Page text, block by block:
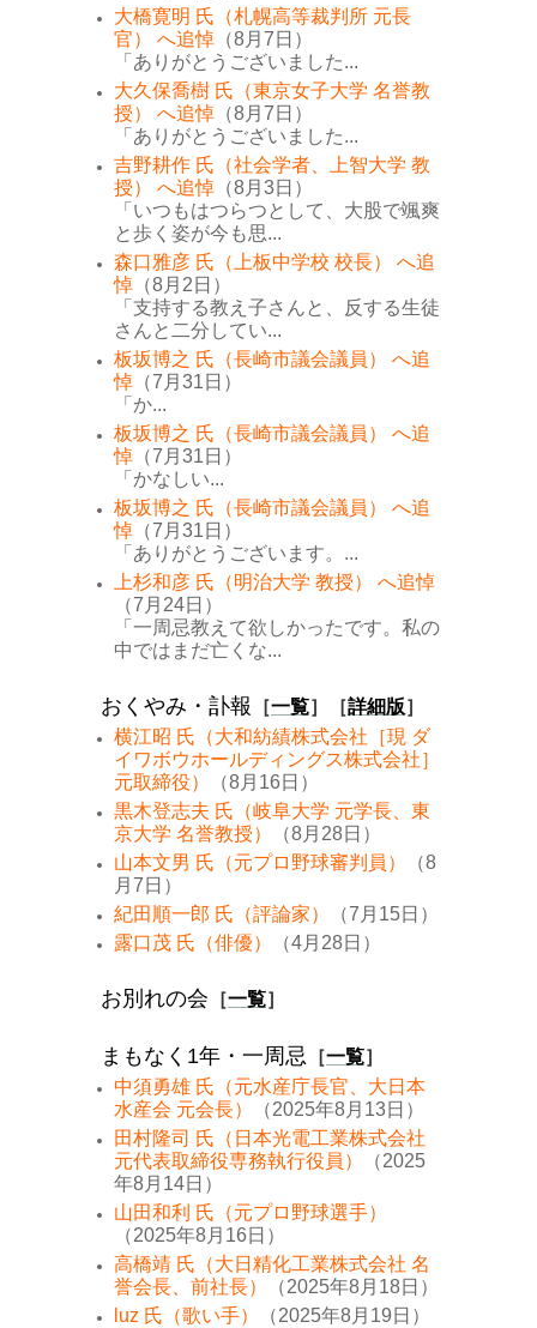
大橋寛明 氏（札幌高等裁判所 元長
官） へ追悼 （8月7日）
「ありがとうございました...
大久保喬樹 氏（東京女子大学 名誉教
授） へ追悼 （8月7日）
「ありがとうございました...
吉野耕作 氏（社会学者、上智大学 教
授） へ追悼 （8月3日）
「いつもはつらつとして、大股で颯爽
と歩く姿が今も思...
森口雅彦 氏（上板中学校 校長） へ追
悼 （8月2日）
「支持する教え子さんと、反する生徒
さんと二分してい...
板坂博之 氏（長崎市議会議員） へ追
悼 （7月31日）
「か...
板坂博之 氏（長崎市議会議員） へ追
悼 （7月31日）
「かなしい...
板坂博之 氏（長崎市議会議員） へ追
悼 （7月31日）
「ありがとうございます。...
上杉和彦 氏（明治大学 教授） へ追悼
（7月24日）
「一周忌教えて欲しかったです。私の
中ではまだ亡くな...
おくやみ・訃報 ［一覧］［詳細版］
横江昭 氏（大和紡績株式会社［現 ダ
イワボウホールディングス株式会社］
元取締役）
（8月16日）
黒木登志夫 氏（岐阜大学 元学長、東
京大学 名誉教授）
（8月28日）
山本文男 氏（元プロ野球審判員）
（8
月7日）
紀田順一郎 氏（評論家）
（7月15日）
露口茂 氏（俳優）
（4月28日）
お別れの会 ［一覧］
まもなく1年・一周忌 ［一覧］
中須勇雄 氏（元水産庁長官、大日本
水産会 元会長）
（2025年8月13日）
田村隆司 氏（日本光電工業株式会社
元代表取締役専務執行役員）
（2025
年8月14日）
山田和利 氏（元プロ野球選手）
（2025年8月16日）
高橋靖 氏（大日精化工業株式会社 名
誉会長、前社長）
（2025年8月18日）
luz 氏（歌い手）
（2025年8月19日）